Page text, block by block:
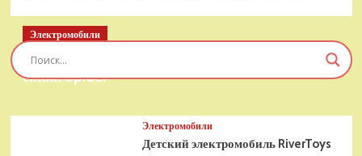
Электромобили
Детский электромобиль RiverToys T777TT 4WD
синий Spider
Электромобили
Детский электромобиль RiverToys